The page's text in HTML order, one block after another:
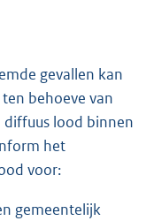
gevallen kan
behoeve van
diffuus lood binnen
het
voor:
gemeentelijk